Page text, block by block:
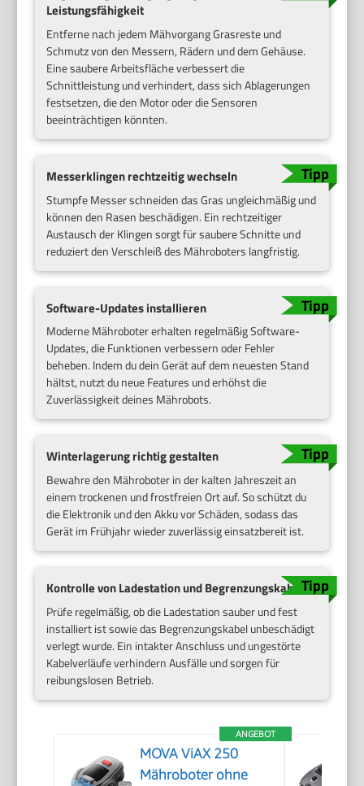
Leistungsfähigkeit
Entferne nach jedem Mähvorgang Grasreste und
Schmutz von den Messern, Rädern und dem Gehäuse.
Eine saubere Arbeitsfläche verbessert die
Schnittleistung und verhindert, dass sich Ablagerungen
festsetzen, die den Motor oder die Sensoren
beeinträchtigen könnten.
Messerklingen rechtzeitig wechseln
Stumpfe Messer schneiden das Gras ungleichmäßig und
können den Rasen beschädigen. Ein rechtzeitiger
Austausch der Klingen sorgt für saubere Schnitte und
reduziert den Verschleiß des Mähroboters langfristig.
Software-Updates installieren
Moderne Mähroboter erhalten regelmäßig Software-
Updates, die Funktionen verbessern oder Fehler
beheben. Indem du dein Gerät auf dem neuesten Stand
hältst, nutzt du neue Features und erhöhst die
Zuverlässigkeit deines Mährobots.
Winterlagerung richtig gestalten
Bewahre den Mähroboter in der kalten Jahreszeit an
einem trockenen und frostfreien Ort auf. So schützt du
die Elektronik und den Akku vor Schäden, sodass das
Gerät im Frühjahr wieder zuverlässig einsatzbereit ist.
Kontrolle von Ladestation und Begrenzungskabel
Prüfe regelmäßig, ob die Ladestation sauber und fest
installiert ist sowie das Begrenzungskabel unbeschädigt
verlegt wurde. Ein intakter Anschluss und ungestörte
Kabelverläufe verhindern Ausfälle und sorgen für
reibungslosen Betrieb.
ANGEBOT
MOVA ViAX 250
Mähroboter ohne